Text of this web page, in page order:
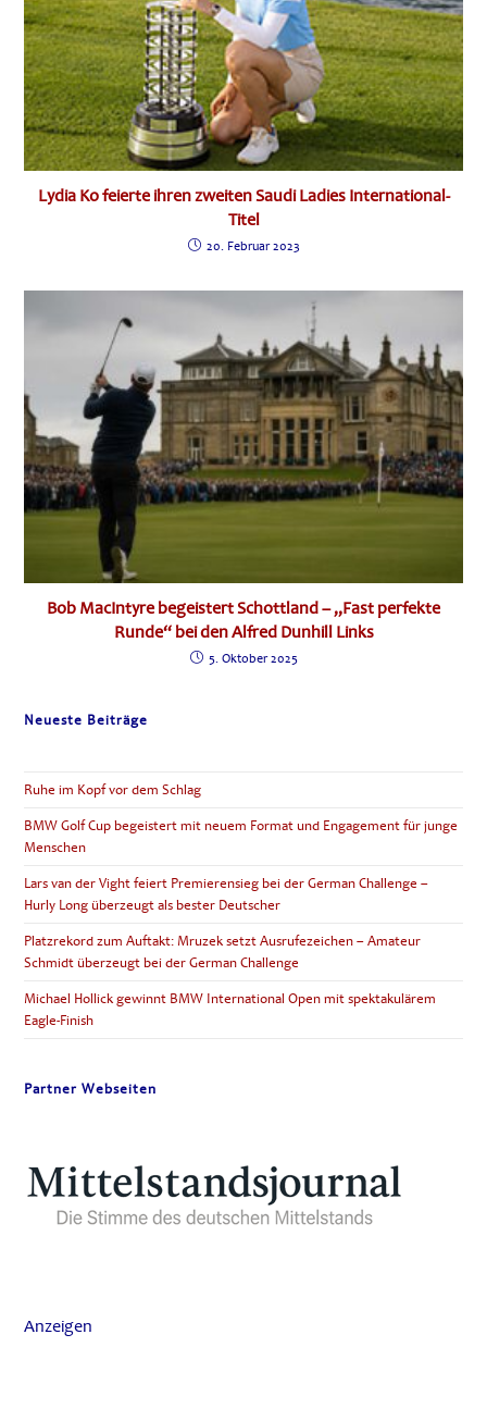
Lydia Ko feierte ihren zweiten Saudi Ladies International-
Titel
20. Februar 2023
Bob MacIntyre begeistert Schottland – „Fast perfekte
Runde“ bei den Alfred Dunhill Links
5. Oktober 2025
Neueste Beiträge
Ruhe im Kopf vor dem Schlag
BMW Golf Cup begeistert mit neuem Format und Engagement für junge
Menschen
Lars van der Vight feiert Premierensieg bei der German Challenge –
Hurly Long überzeugt als bester Deutscher
Platzrekord zum Auftakt: Mruzek setzt Ausrufezeichen – Amateur
Schmidt überzeugt bei der German Challenge
Michael Hollick gewinnt BMW International Open mit spektakulärem
Eagle-Finish
Partner Webseiten
Anzeigen